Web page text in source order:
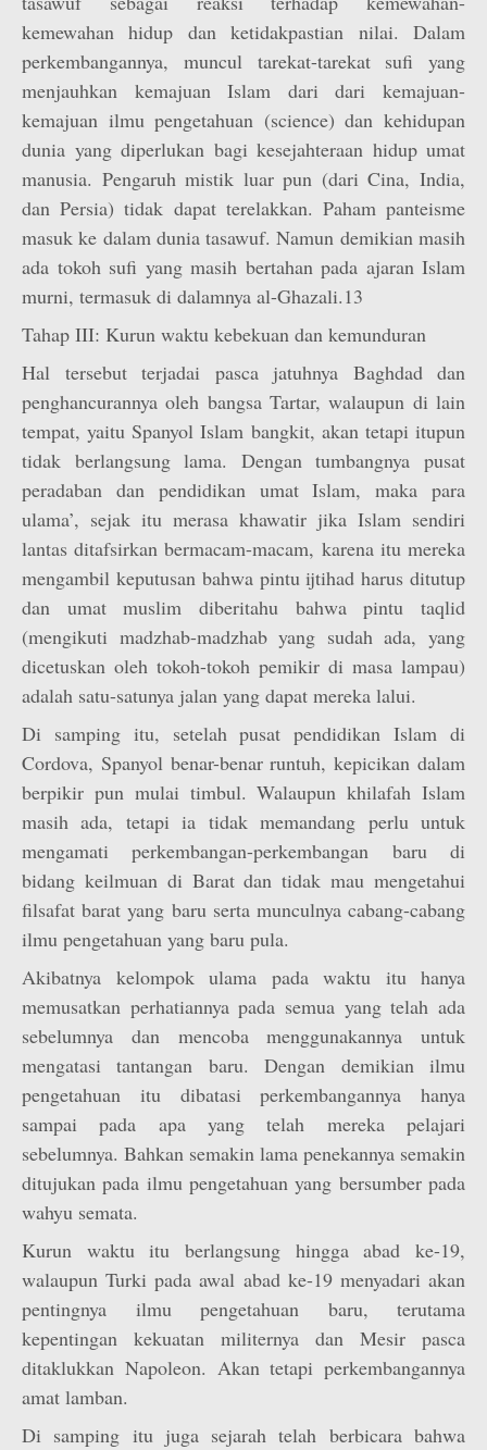
kemewahan hidup dan ketidakpastian nilai. Dalam
perkembangannya, muncul tarekat-tarekat sufi yang
menjauhkan kemajuan Islam dari dari kemajuan-
kemajuan ilmu pengetahuan (science) dan kehidupan
dunia yang diperlukan bagi kesejahteraan hidup umat
manusia. Pengaruh mistik luar pun (dari Cina, India,
dan Persia) tidak dapat terelakkan. Paham panteisme
masuk ke dalam dunia tasawuf. Namun demikian masih
ada tokoh sufi yang masih bertahan pada ajaran Islam
murni, termasuk di dalamnya al-Ghazali.13
Tahap III: Kurun waktu kebekuan dan kemunduran
Hal tersebut terjadai pasca jatuhnya Baghdad dan
penghancurannya oleh bangsa Tartar, walaupun di lain
tempat, yaitu Spanyol Islam bangkit, akan tetapi itupun
tidak berlangsung lama. Dengan tumbangnya pusat
peradaban dan pendidikan umat Islam, maka para
ulama’, sejak itu merasa khawatir jika Islam sendiri
lantas ditafsirkan bermacam-macam, karena itu mereka
mengambil keputusan bahwa pintu ijtihad harus ditutup
dan umat muslim diberitahu bahwa pintu taqlid
(mengikuti madzhab-madzhab yang sudah ada, yang
dicetuskan oleh tokoh-tokoh pemikir di masa lampau)
adalah satu-satunya jalan yang dapat mereka lalui.
Di samping itu, setelah pusat pendidikan Islam di
Cordova, Spanyol benar-benar runtuh, kepicikan dalam
berpikir pun mulai timbul. Walaupun khilafah Islam
masih ada, tetapi ia tidak memandang perlu untuk
mengamati perkembangan-perkembangan baru di
bidang keilmuan di Barat dan tidak mau mengetahui
filsafat barat yang baru serta munculnya cabang-cabang
ilmu pengetahuan yang baru pula.
Akibatnya kelompok ulama pada waktu itu hanya
memusatkan perhatiannya pada semua yang telah ada
sebelumnya dan mencoba menggunakannya untuk
mengatasi tantangan baru. Dengan demikian ilmu
pengetahuan itu dibatasi perkembangannya hanya
sampai pada apa yang telah mereka pelajari
sebelumnya. Bahkan semakin lama penekannya semakin
ditujukan pada ilmu pengetahuan yang bersumber pada
wahyu semata.
Kurun waktu itu berlangsung hingga abad ke-19,
walaupun Turki pada awal abad ke-19 menyadari akan
pentingnya ilmu pengetahuan baru, terutama
kepentingan kekuatan militernya dan Mesir pasca
ditaklukkan Napoleon. Akan tetapi perkembangannya
amat lamban.
Di samping itu juga sejarah telah berbicara bahwa